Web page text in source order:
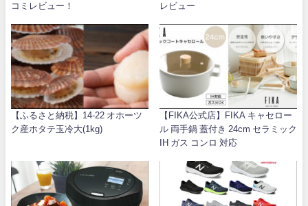
コミレビュー！
レビュー
【ふるさと納税】14-22 オホーツ
ク産ホタテ玉冷大(1kg)
【FIKA公式店】FIKA キャセロー
ル 両手鍋 蓋付き 24cm セラミック
IH ガス コンロ 対応